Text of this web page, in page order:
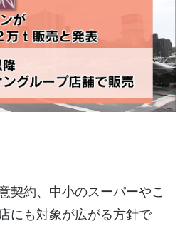
契約、中小のスーパーやこ
にも対象が広がる方針で